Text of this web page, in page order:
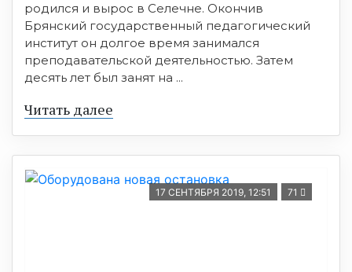
родился и вырос в Селечне. Окончив
Брянский государственный педагогический
институт он долгое время занимался
преподавательской деятельностью. Затем
десять лет был занят на ...
Читать далее
17 СЕНТЯБРЯ 2019, 12:51 71